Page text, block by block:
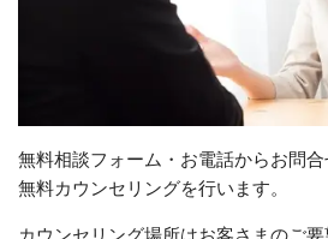
無料相談フォーム・お電話からお問合
無料カウンセリングを行います。
カウンセリング場所はお客さまのご